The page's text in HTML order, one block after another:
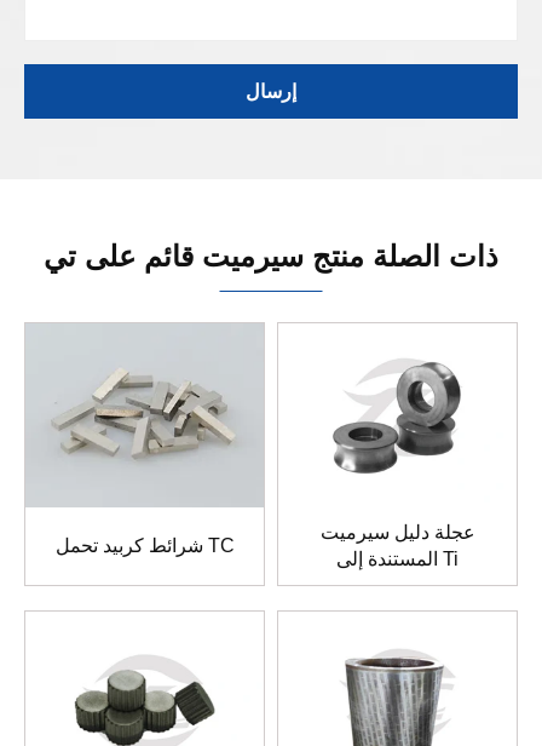
ذات الصلة منتج سيرميت قائم على تي
شرائط كربيد تحمل TC
عجلة دليل سيرميت
المستندة إلى Ti